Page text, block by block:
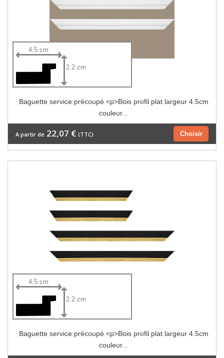
4.5 cm
2.2 cm
Baguette service précoupé <p>Bois profil plat largeur 4.5cm
couleur...
Choisir
A partir de 22,07 € (TTC)
4.5 cm
2.2 cm
Baguette service précoupé <p>Bois profil plat largeur 4.5cm
couleur...